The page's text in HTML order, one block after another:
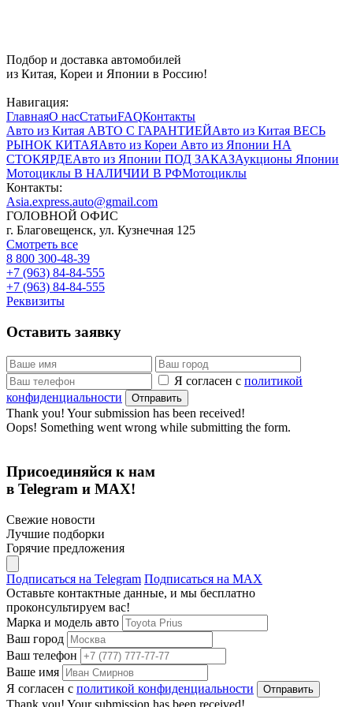
Подбор и доставка автомобилей
из Китая, Кореи и Японии в Россию!
Навигация:
ГлавнаяО насСтатьиFAQКонтакты
Авто из Китая АВТО С ГАРАНТИЕЙАвто из Китая ВЕСЬ
РЫНОК КИТАЯАвто из Кореи Авто из Японии НА
СТОКЯРДЕАвто из Японии ПОД ЗАКАЗАукционы Японии
Мотоциклы В НАЛИЧИИ В РФМотоциклы
Контакты:
Asia.express.auto@gmail.com
ГОЛОВНОЙ ОФИС
г. Благовещенск, ул. Кузнечная 125
Смотреть все
8 800 300-48-39
+7 (963) 84-84-555
+7 (963) 84-84-555
Реквизиты
Оставить заявку
Я согласен с политикой
конфиденциальности
Thank you! Your submission has been received!
Oops! Something went wrong while submitting the form.
Присоединяйся к нам
в Telegram и MAX!
Свежие новости
Лучшие подборки
Горячие предложения
Подписаться на Telegram Подписаться на MAX
Оставьте контактные данные, и мы бесплатно
проконсультируем вас!
Марка и модель авто
Ваш город
Ваш телефон
Ваше имя
Я согласен с политикой конфиденциальности